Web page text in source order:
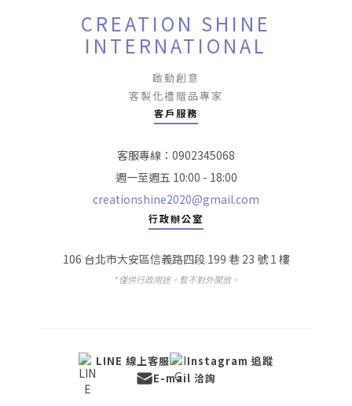
CREATION SHINE
INTERNATIONAL
啟動創意
客製化禮贈品專家
客戶服務
客服專線：0902345068
週一至週五 10:00 - 18:00
creationshine2020@gmail.com
行政辦公室
106 台北市大安區信義路四段 199 巷 23 號 1 樓
* 僅供行政用途，暫不對外開放。
LINE 線上客服
Instagram 追蹤
E-mail 洽詢